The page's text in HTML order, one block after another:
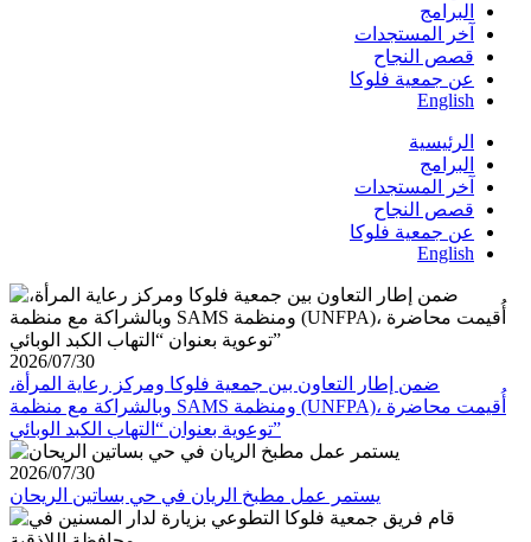
البرامج
آخر المستجدات
قصص النجاح
عن جمعية فلوكا
English
الرئيسية
البرامج
آخر المستجدات
قصص النجاح
عن جمعية فلوكا
English
2026/07/30
ضمن إطار التعاون بين جمعية فلوكا ومركز رعاية المرأة،
وبالشراكة مع منظمة SAMS ومنظمة (UNFPA)، أُقيمت محاضرة
توعوية بعنوان “التهاب الكبد الوبائي”
2026/07/30
يستمر عمل مطبخ الريان في حي بساتين الريحان